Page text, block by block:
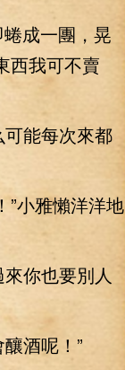
成一團，晃
西我可不賣
能每次來都
小雅懶洋洋地
你也要別人
酒呢！”